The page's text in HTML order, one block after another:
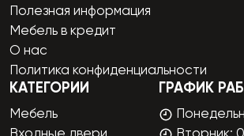
Полезная информация
Мебель в кредит
О нас
Политика конфиденциальности
КАТЕГОРИИ
Мебель
ГРАФИК